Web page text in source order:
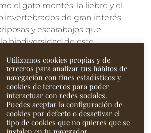
el gato montés, la liebre y el
invertebrados de gran interés,
y escarabajos que
biodiversidad de este
observar la cabra montés y
en su hábitat natural. A
parte de esta experiencia de
, tendrás oportunidad de
del ciervo, un espectáculo
Utilizamos cookies propias y de
terceros para analizar tus hábitos de
navegación con fines estadísticos y
cookies de terceros para poder
interactuar con redes sociales.
Puedes aceptar la configuración de
cookies por defecto o desactivar el
tipo de cookies que no quieres que se
instalen en tu navegador.